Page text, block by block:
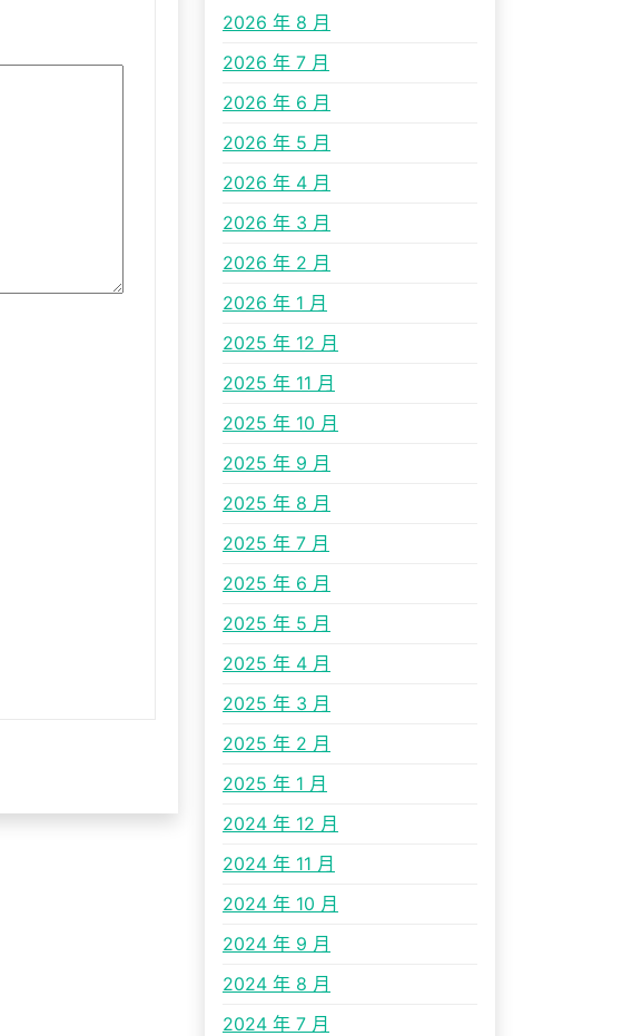
2026 年 8 月
2026 年 7 月
2026 年 6 月
2026 年 5 月
2026 年 4 月
2026 年 3 月
2026 年 2 月
2026 年 1 月
2025 年 12 月
2025 年 11 月
2025 年 10 月
2025 年 9 月
2025 年 8 月
2025 年 7 月
2025 年 6 月
2025 年 5 月
2025 年 4 月
2025 年 3 月
2025 年 2 月
2025 年 1 月
2024 年 12 月
2024 年 11 月
2024 年 10 月
2024 年 9 月
2024 年 8 月
2024 年 7 月